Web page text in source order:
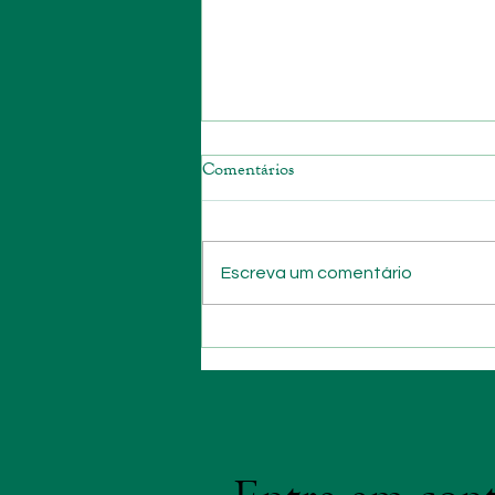
Contemple a humanidade
Comentários
Escreva um comentário